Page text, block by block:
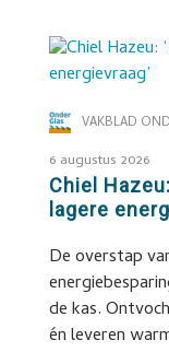
VAKBLAD
6 augustus 2026
Chiel
lagere
De overstap
de kas.
én leveren